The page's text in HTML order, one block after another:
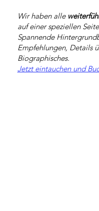
Wir haben alle
auf einer speziellen
Spannende
Empfehlungen, Details
Biographisches.
Jetzt eintauchen und